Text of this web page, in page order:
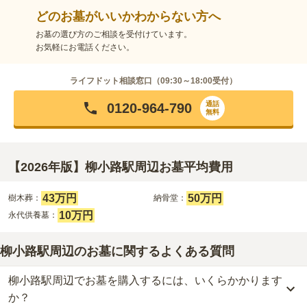
どのお墓がいいかわからない方へ
お墓の選び方のご相談を受付けています。
お気軽にお電話ください。
ライフドット相談窓口（09:30～18:00受付）
0120-964-790
通話
無料
【2026年版】柳小路駅周辺お墓平均費用
樹木葬： 43万円 納骨堂： 50万円
永代供養墓： 10万円
柳小路駅周辺のお墓に関するよくある質問
柳小路駅周辺でお墓を購入するには、いくらかかります
か？